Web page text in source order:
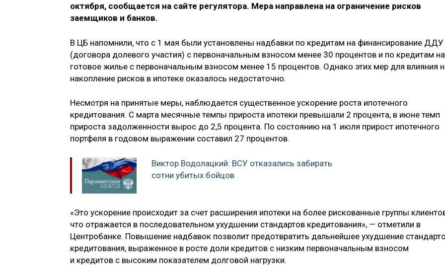
октября, сообщается на сайте регулятора. Мера направлена на ограничение рисков
заемщиков и банков.
В ЦБ напомнили, что с 1 мая были установлены надбавки по кредитам на финансирование ДДУ
(договора долевого участия) с первоначальным взносом менее 30 процентов и по кредитам на
готовое жилье с первоначальным взносом менее 15 процентов. Однако этих мер для влияния
накопление рисков в ипотеке оказалось недостаточно.
Несмотря на принятые меры, наблюдается существенное ускорение роста ипотечного
кредитования. С марта месячные темпы прироста ипотеки превышали 2 процента, в июне темп
прироста задолженности вырос до 2,5 процента. По состоянию на 1 июля прирост ипотечного
портфеля в годовом выражении составил 27 процентов.
Виктор Водолацкий: ВСУ отказались забирать
сотни убитых бойцов
«Это ускорение происходит за счет расширения ипотеки на более рискованные группы
что отражается в последовательном ухудшении стандартов кредитования», — отметили в
Центробанке. Повышение надбавок позволит предотвратить дальнейшее ухудшение
кредитования, выраженное в росте доли кредитов с низким первоначальным взносом
и кредитов с высоким показателем долговой нагрузки.